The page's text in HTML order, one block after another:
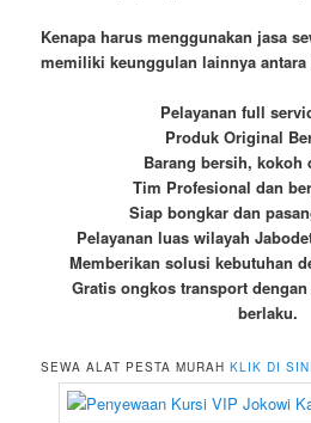
Kenapa harus menggunakan jasa
memiliki keunggulan lainnya
Pelayanan full
Produk Original
Barang bersih, kokoh
Tim Profesional dan
Siap bongkar dan
Pelayanan luas wilayah
Memberikan solusi kebutuhan
Gratis ongkos transport
berlaku.
SEWA ALAT PESTA MURAHKLIK DI SINI